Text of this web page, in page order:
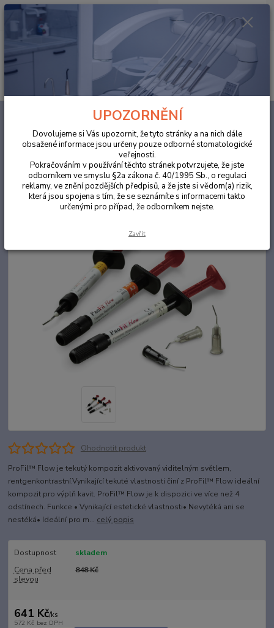
Hledat
za 0,00 Kč
ProFil™ Flow 3g A3,5 tekutý kompozit světlem
ProFil™ Flow 3g A3,5 tekutý
kompozit světlem tuhnoucí,
rentgenkontrastní.
Ohodnotit produkt
ProFil™ Flow je tekutý kompozit aktivovaný viditelným světlem,
rentgenkontrastní.Vynikající tekuté vlastnosti činí z ProFil™ Flow ideální
kompozit pro výplň kavit. ProFil™ Flow je k dispozici ve více než 4
odstínech. Funkce • Vynikající estetické vlastnosti• Nevytéká ani se
nestéká• Ideální pro m... celý popis
Dostupnost
skladem
Cena před
slevou
848 Kč
641 Kč/ks
572 Kč bez DPH
UPOZORNĚNÍ
Dovolujeme si Vás upozornit, že tyto stránky a na nich dále
obsažené informace jsou určeny pouze odborné stomatologické
veřejnosti.
Pokračováním v používání těchto stránek potvrzujete, že jste
odborníkem ve smyslu §2a zákona č. 40/1995 Sb., o regulaci
reklamy, ve znění pozdějších předpisů, a že jste si vědom(a) rizik,
která jsou spojena s tím, že se seznámíte s informacemi takto
určenými pro případ, že odborníkem nejste.
Zavřít